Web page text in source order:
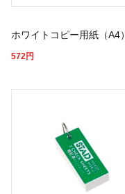
ホワイトコピー用紙（A4）
572円